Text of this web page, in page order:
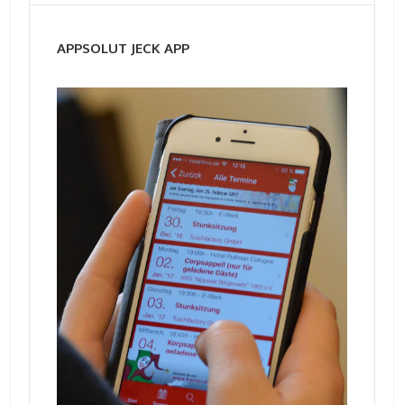
APPSOLUT JECK APP